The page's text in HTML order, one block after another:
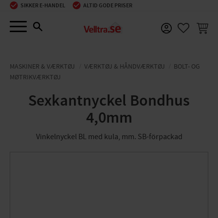
Menu
SIKKER E-HANDEL ALTID GODE PRISER
MASKINER & VÆRKTØJ VÆRKTØJ & HÅNDVÆRKTØJ
BOLT- OG
MØTRIKVÆRKTØJ
Sexkantnyckel Bondhus
4,0mm
Vinkelnyckel BL med kula, mm. SB-förpackad